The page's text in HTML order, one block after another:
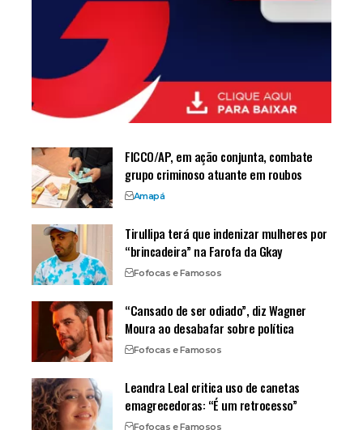
FICCO/AP, em ação conjunta, combate
grupo criminoso atuante em roubos
Amapá
Tirullipa terá que indenizar mulheres por
“brincadeira” na Farofa da Gkay
Fofocas e Famosos
“Cansado de ser odiado”, diz Wagner
Moura ao desabafar sobre política
Fofocas e Famosos
Leandra Leal critica uso de canetas
emagrecedoras: “É um retrocesso”
Fofocas e Famosos